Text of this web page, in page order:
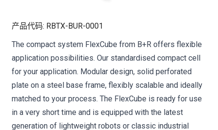
产品代码: RBTX-BUR-0001
The compact system FlexCube from B+R offers flexible
application possibilities. Our standardised compact cell
for your application. Modular design, solid perforated
plate on a steel base frame, flexibly scalable and ideally
matched to your process. The FlexCube is ready for use
in a very short time and is equipped with the latest
generation of lightweight robots or classic industrial